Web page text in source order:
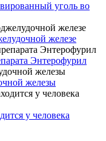
уголь во
железе
Энтерофурил
железы
у человека